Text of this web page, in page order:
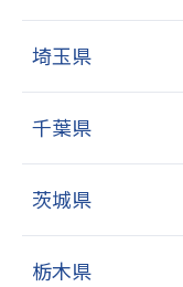
埼玉県
千葉県
茨城県
栃木県